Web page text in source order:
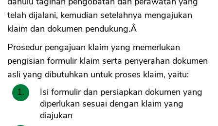
telah dijalani, kemudian setelahnya mengajukan
klaim dan dokumen pendukung.Â
Prosedur pengajuan klaim yang memerlukan
pengisian formulir klaim serta penyerahan dokumen
asli yang dibutuhkan untuk proses klaim, yaitu:
Isi formulir dan persiapkan dokumen yang
diperlukan sesuai dengan klaim yang
diajukan